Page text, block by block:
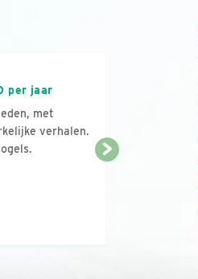
per jaar
met
verhalen.